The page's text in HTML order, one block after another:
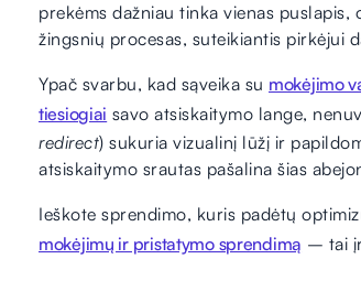
prekėms dažniau tinka vienas
žingsnių procesas, suteikiantis pirkėjui
Ypač svarbu, kad sąveika su mokėjimo
tiesiogiai savo atsiskaitymo lange,
redirect) sukuria vizualinį lūžį ir
atsiskaitymo srautas pašalina šias
Ieškote sprendimo, kuris padėtų
mokėjimų ir pristatymo sprendimą – tai